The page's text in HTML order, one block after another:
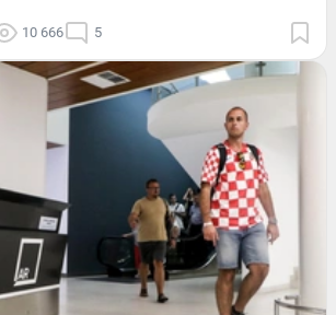
10 666 5